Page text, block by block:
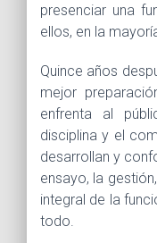
presenciar una
ellos, en la
Quince años
mejor
enfrenta al
disciplina y el
desarrollan y
ensayo, la
integral de la
todo.